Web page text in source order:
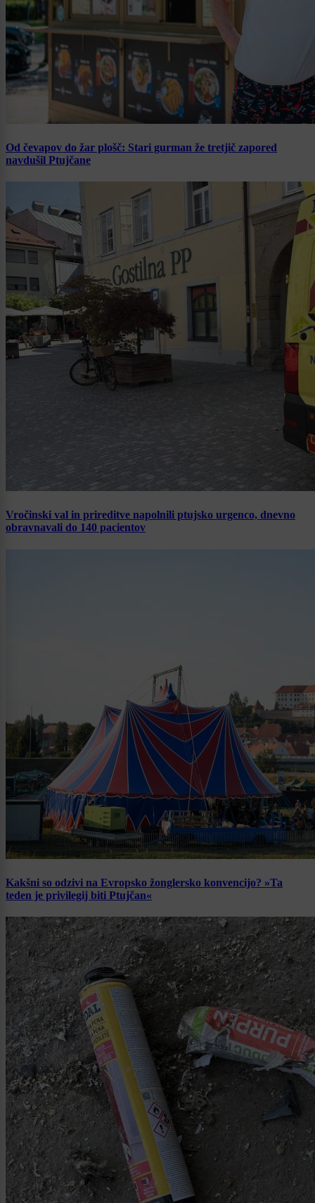
Od čevapov do žar plošč: Stari gurman že tretjič zapored
navdušil Ptujčane
Vročinski val in prireditve napolnili ptujsko urgenco, dnevno
obravnavali do 140 pacientov
Kakšni so odzivi na Evropsko žonglersko konvencijo? »Ta
teden je privilegij biti Ptujčan«